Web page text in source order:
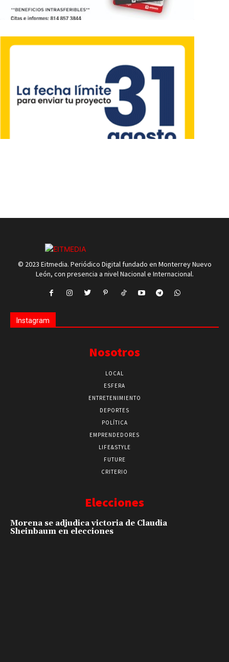
© 2023 Eitmedia. Periódico Digital fundado en Monterrey Nuevo
León, con presencia a nivel Nacional e Internacional.
Instagram
Nosotros
LOCAL
ESFERA
ENTRETENIMIENTO
DEPORTES
POLÍTICA
EMPRENDEDORES
LIFE&STYLE
FUTURE
CRITERIO
Elecciones
Morena se adjudica victoria de Claudia
Sheinbaum en elecciones